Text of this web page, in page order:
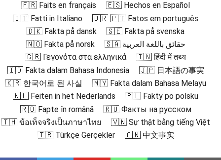
🇫🇷 Faits en français
🇪🇸 Hechos en Español
🇮🇹 Fatti in Italiano
🇧🇷 🇵🇹 Fatos em português
🇩🇰 Fakta på dansk
🇸🇪 Fakta på svenska
🇳🇴 Fakta på norsk
🇸🇦 حقائق باللغة العربية
🇬🇷 Γεγονότα στα ελληνικά
🇮🇳 हिंदी में तथ्य
🇮🇩 Fakta dalam Bahasa Indonesia
🇯🇵 日本語の事実
🇰🇷 한국어로 된 사실
🇲🇾 Fakta dalam Bahasa Melayu
🇳🇱 Feiten in het Nederlands
🇵🇱 Fakty po polsku
🇷🇴 Fapte în română
🇷🇺 Факты на русском
🇹🇭 ข้อเท็จจริงเป็นภาษาไทย
🇻🇳 Sự thật bằng tiếng Việt
🇹🇷 Türkçe Gerçekler
🇨🇳 中文事实